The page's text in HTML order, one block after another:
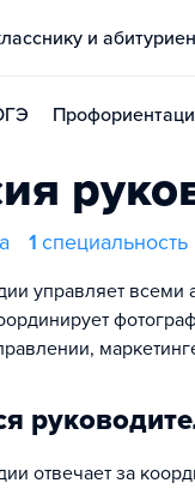
и
1 специальность
управляет
отвечает за